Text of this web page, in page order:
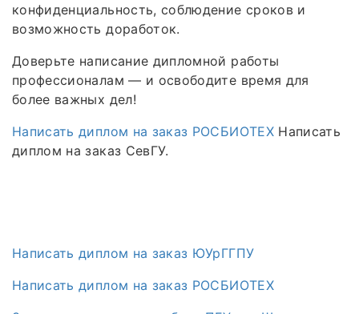
конфиденциальность, соблюдение сроков и
возможность доработок.
Доверьте написание дипломной работы
профессионалам — и освободите время для
более важных дел!
Написать диплом на заказ РОСБИОТЕХНаписать
диплом на заказ СевГУ.
Написать диплом на заказ ЮУрГГПУ
Написать диплом на заказ РОСБИОТЕХ